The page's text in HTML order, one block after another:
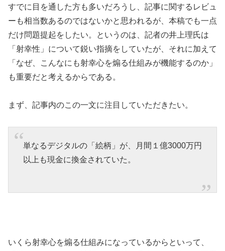
すでに目を通した方も多いだろうし、記事に関するレビュ
ーも相当数あるのではないかと思われるが、本稿でも一点
だけ問題提起をしたい。というのは、記者の井上理氏は
「射幸性」について鋭い指摘をしていたが、それに加えて
「なぜ、こんなにも射幸心を煽る仕組みが機能するのか」
も重要だと考えるからである。
まず、記事内のこの一文に注目していただきたい。
単なるデジタルの「絵柄」が、月間１億3000万円
以上も現金に換金されていた。
いくら射幸心を煽る仕組みになっているからといって、